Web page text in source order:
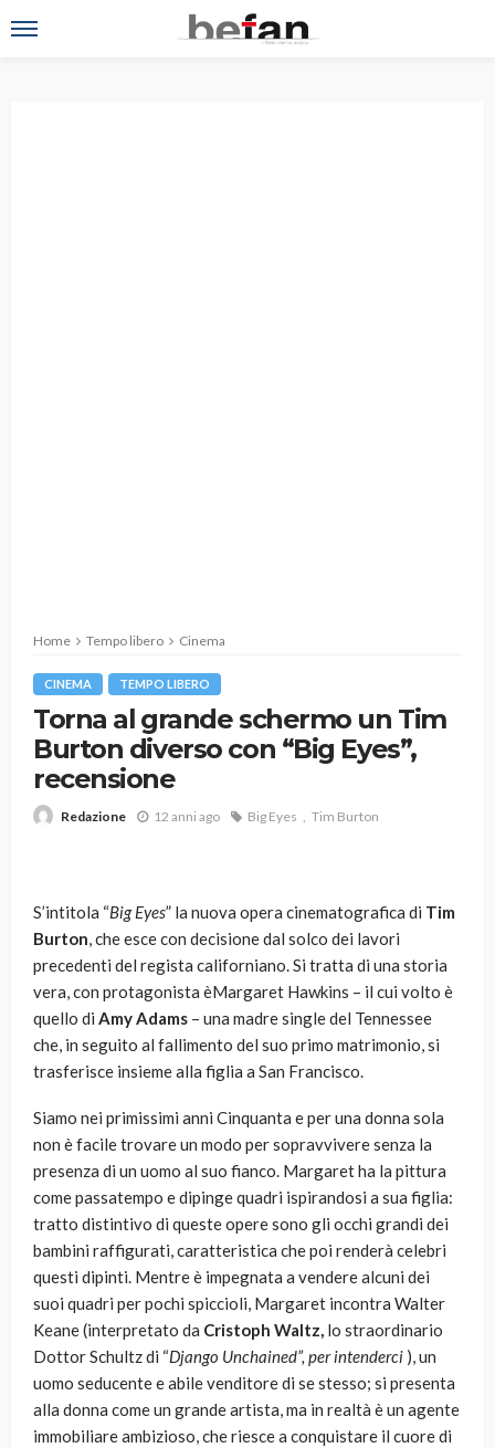
Home Tempo libero Cinema
CINEMA TEMPO LIBERO
Torna al grande schermo un Tim
Burton diverso con “Big Eyes”,
recensione
Redazione 12 anni ago Big Eyes Tim Burton
S’intitola “Big Eyes” la nuova opera cinematografica di Tim
Burton, che esce con decisione dal solco dei lavori
precedenti del regista californiano. Si tratta di una storia
vera, con protagonista èMargaret Hawkins – il cui volto è
quello di Amy Adams – una madre single del Tennessee
che, in seguito al fallimento del suo primo matrimonio, si
trasferisce insieme alla figlia a San Francisco.
Siamo nei primissimi anni Cinquanta e per una donna sola
non è facile trovare un modo per sopravvivere senza la
presenza di un uomo al suo fianco. Margaret ha la pittura
come passatempo e dipinge quadri ispirandosi a sua figlia:
tratto distintivo di queste opere sono gli occhi grandi dei
bambini raffigurati, caratteristica che poi renderà celebri
questi dipinti. Mentre è impegnata a vendere alcuni dei
suoi quadri per pochi spiccioli, Margaret incontra Walter
Keane (interpretato da Cristoph Waltz, lo straordinario
Dottor Schultz di “Django Unchained”, per intenderci ), un
uomo seducente e abile venditore di se stesso; si presenta
alla donna come un grande artista, ma in realtà è un agente
immobiliare ambizioso, che riesce a conquistare il cuore di